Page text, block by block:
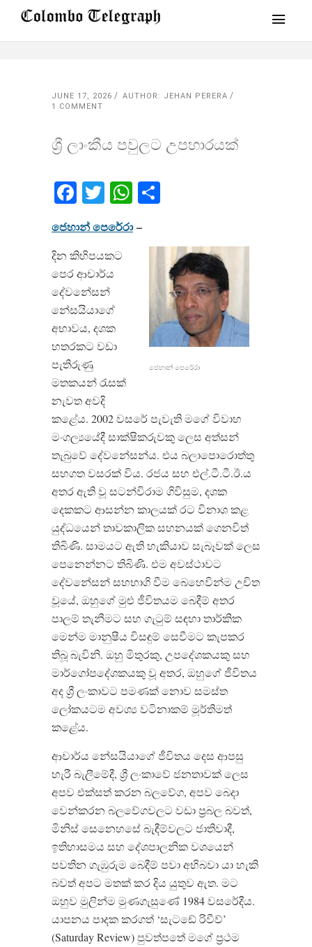
JUNE 17, 2026
AUTHOR: JEHAN PERERA
1 COMMENT
ශ්‍රී ලාංකීය පවුලට උපහාරයක්
Facebook
TwitterWhatsApp
ජෙහාන් පෙරේරා–
ජෙහාන් පෙරේරා
දින කිහිපයකට
පෙර ආචාර්ය
දේවනේසන්
නේසයියාගේ
අභාවය, දශක
හතරකට වඩා
පැතිරුණු
මතකයන් රැසක්
නැවත අවදි
කළේය. 2002 වසරේ පැවැති මගේ විවාහ
මංගල්‍යයේදී සාක්ෂිකරුවකු ලෙස අත්සන්
තැබුවේ දේවනේසන්ය. එය බලාපොරොත්තු
සහගත වසරක් විය. රජය සහ එල්.ටී.ටී.ඊ.ය
අතර ඇති වූ සටන්විරාම ගිවිසුම, දශක
දෙකකට ආසන්න කාලයක් රට විනාශ කළ
යුද්ධයෙන් තාවකාලික සහනයක් ගෙනවිත්
තිබිණි. සාමයට ඇති හැකියාව සැබෑවක් ලෙස
පෙනෙන්නට තිබිණි. එම අවස්ථාවට
දේවනේසන් සහභාගි වීම බෙහෙවින්ම උචිත
වූයේ, ඔහුගේ මුළු ජීවිතයම බෙදීම් අතර
පාලම් තැනීමට සහ ගැටුම් සඳහා තාර්කික
මෙන්ම මානුෂීය විසඳුම් සෙවීමට කැපකර
තිබූ බැවිනි. ඔහු මිතුරකු, උපදේශකයකු සහ
මාර්ගෝපදේශකයකු වූ අතර, ඔහුගේ ජීවිතය
අද ශ්‍රී ලංකාවට පමණක් නොව සමස්ත
ලෝකයටම අවශ්‍ය වටිනාකම් මූර්තිමත්
කළේය.
ආචාර්ය නේසයියාගේ ජීවිතය දෙස ආපසු
හැරී බැලීමේදී, ශ්‍රී ලංකාවේ ජනතාවක් ලෙස
අපව එක්සත් කරන බලවේග, අපව බෙදා
වෙන්කරන බලවේගවලට වඩා ප්‍රබල බවත්,
මිනිස් සෙනෙහසේ බැඳීම්වලට ජාතිවාදී,
ඉතිහාසමය සහ දේශපාලනික වශයෙන්
පවතින ගැඹුරුම බෙදීම් පවා අභිබවා යා හැකි
බවත් අපට මතක් කර දිය යුතුව ඇත. මට
ඔහුව මුලින්ම මුණගැසුණේ 1984 වසරේදීය.
යාපනය පාදක කරගත් ‘සැටඩේ රිවීව්’
(Saturday Review) පුවත්පතේ මගේ ප්‍රථම